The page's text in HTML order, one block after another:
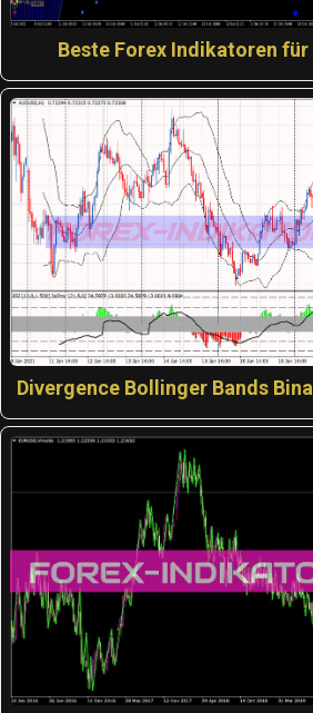
Beste Forex Indikatoren
Divergence Bollinger Bands